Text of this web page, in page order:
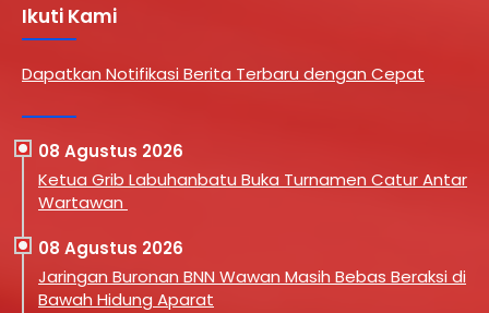
Ikuti Kami
Dapatkan Notifikasi Berita Terbaru dengan Cepat
08 Agustus 2026
Ketua Grib Labuhanbatu Buka Turnamen Catur Antar
Wartawan
08 Agustus 2026
Jaringan Buronan BNN Wawan Masih Bebas Beraksi di
Bawah Hidung Aparat